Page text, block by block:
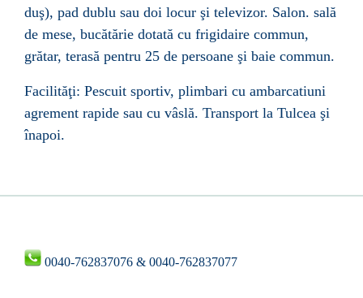
duş), pad dublu sau doi locur şi televizor. Salon. sală
de mese, bucătărie dotată cu frigidaire commun,
grătar, terasă pentru 25 de persoane şi baie commun.
Facilităţi: Pescuit sportiv, plimbari cu ambarcatiuni
agrement rapide sau cu vâslă. Transport la Tulcea şi
înapoi.
0040-762837076 & 0040-762837077